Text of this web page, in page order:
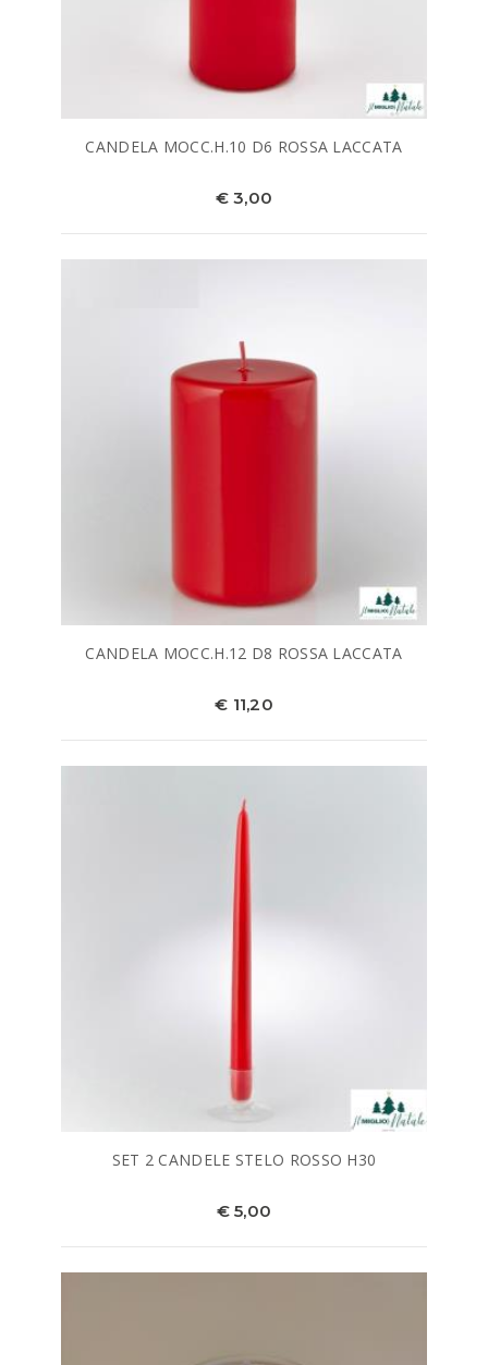
CANDELA MOCC.H.10 D6 ROSSA LACCATA
€ 3,00
CANDELA MOCC.H.12 D8 ROSSA LACCATA
€ 11,20
SET 2 CANDELE STELO ROSSO H30
€ 5,00